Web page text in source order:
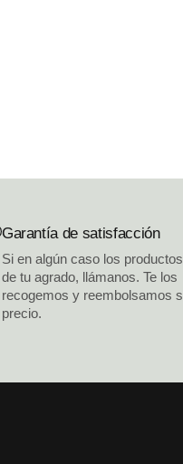
Garantía de satisfacción
Si en algún caso los
de tu agrado, llámanos. Te los
recogemos y reembolsamos
precio.